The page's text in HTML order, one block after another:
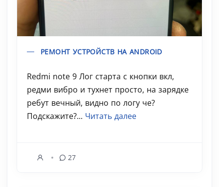
РЕМОНТ УСТРОЙСТВ НА ANDROID
Redmi note 9 Лог старта с кнопки вкл,
редми вибро и тухнет просто, на зарядке
ребут вечный, видно по логу че?
Подскажите?... Читать далее
27